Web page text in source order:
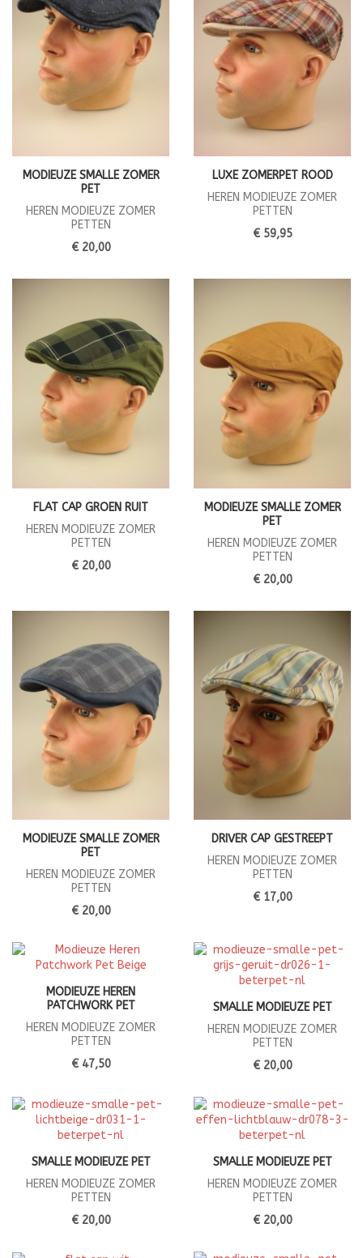
MODIEUZE SMALLE ZOMER
PET
HEREN MODIEUZE ZOMER
PETTEN
€ 20,00
LUXE ZOMERPET ROOD
HEREN MODIEUZE ZOMER
PETTEN
€ 59,95
FLAT CAP GROEN RUIT
HEREN MODIEUZE ZOMER
PETTEN
€ 20,00
MODIEUZE SMALLE ZOMER
PET
HEREN MODIEUZE ZOMER
PETTEN
€ 20,00
MODIEUZE SMALLE ZOMER
PET
HEREN MODIEUZE ZOMER
PETTEN
€ 20,00
DRIVER CAP GESTREEPT
HEREN MODIEUZE ZOMER
PETTEN
€ 17,00
MODIEUZE HEREN
PATCHWORK PET
HEREN MODIEUZE ZOMER
PETTEN
€ 47,50
SMALLE MODIEUZE PET
HEREN MODIEUZE ZOMER
PETTEN
€ 20,00
SMALLE MODIEUZE PET
HEREN MODIEUZE ZOMER
PETTEN
€ 20,00
SMALLE MODIEUZE PET
HEREN MODIEUZE ZOMER
PETTEN
€ 20,00